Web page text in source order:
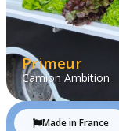
Primeur
Camion Ambition
Made in France